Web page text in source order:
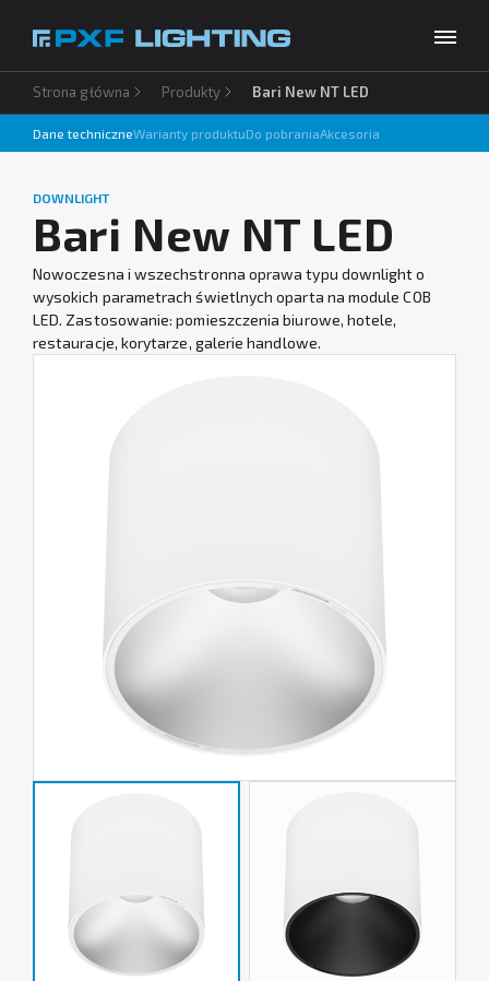
Produkty
Inspiracje
Usługi
Baza wiedzy
O firmie
Do pobrania
Strona główna Produkty Bari New NT LED
Dane techniczneWarianty produktuDo pobraniaAkcesoria
DOWNLIGHT
Bari New NT LED
Nowoczesna i wszechstronna oprawa typu downlight o
wysokich parametrach świetlnych oparta na module COB
LED. Zastosowanie: pomieszczenia biurowe, hotele,
restauracje, korytarze, galerie handlowe.